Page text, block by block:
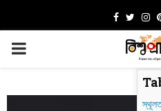
PRIMARY